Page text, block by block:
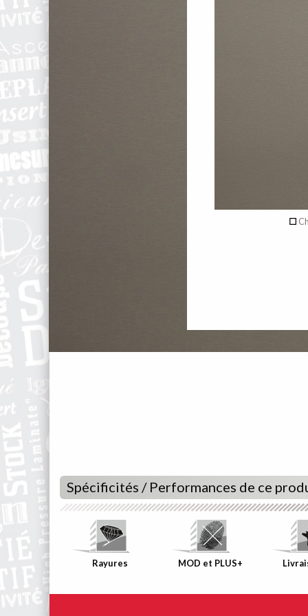
Spécificités / Performances de ce
Rayures MOD et PLUS+